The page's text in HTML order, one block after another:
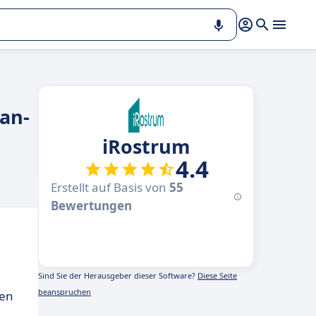
iRostrum
4.4
Erstellt auf Basis von 55
Bewertungen
Sind Sie der Herausgeber dieser Software? Diese Seite
beanspruchen